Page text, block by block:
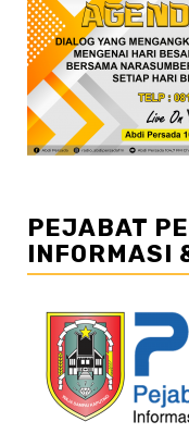
PEJABAT
INFORMASI